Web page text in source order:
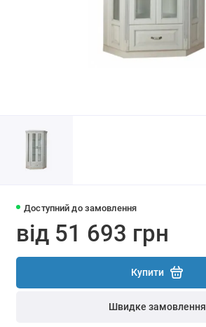
Доступний до замовлення
від 51 693 грн
Купити
Швидке замовлення